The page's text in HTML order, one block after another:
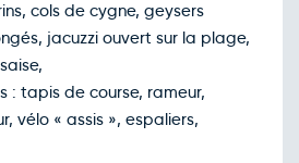
cols de cygne, geysers
jacuzzi ouvert sur la plage,
: tapis de course, rameur,
vélo « assis », espaliers,